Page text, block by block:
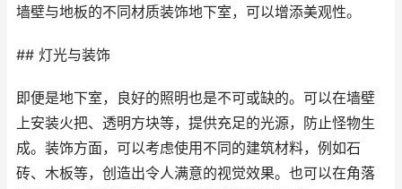
墙壁与地板的不同材质装饰地下室，可以增添美观性。
## 灯光与装饰
即便是地下室，良好的照明也是不可或缺的。可以在墙壁
上安装火把、透明方块等，提供充足的光源，防止怪物生
成。装饰方面，可以考虑使用不同的建筑材料，例如石
砖、木板等，创造出令人满意的视觉效果。也可以在角落